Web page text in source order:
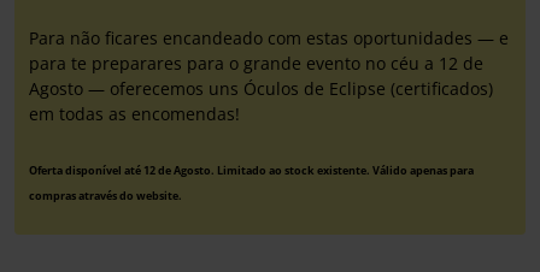
Para não ficares encandeado com estas oportunidades — e
para te preparares para o grande evento no céu a 12 de
Agosto — oferecemos uns Óculos de Eclipse (certificados)
em todas as encomendas!
Oferta disponível até 12 de Agosto. Limitado ao stock existente. Válido apenas para
compras através do website.